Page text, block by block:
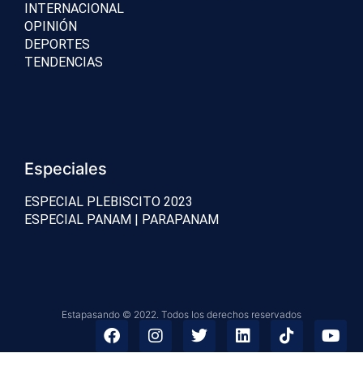
INTERNACIONAL
OPINIÓN
DEPORTES
TENDENCIAS
Especiales
ESPECIAL PLEBISCITO 2023
ESPECIAL PANAM | PARAPANAM
Estapasando © 2022. Todos los derechos reservados